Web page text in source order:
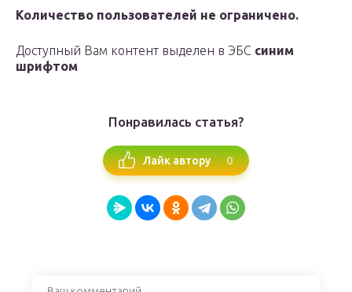
Количество пользователей не ограничено.
Доступный Вам контент выделен в ЭБС синим
шрифтом
Понравилась статья?
Лайк автору 0